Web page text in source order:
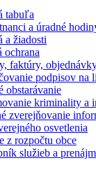
tabuľa
a úradné
a žiadosti
ochrana
faktúry,
podpisov na
obstarávanie
kriminality a
zverejňovanie
osvetlenia
z rozpočtu obce
služieb a